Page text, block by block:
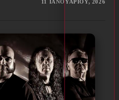
11 ΙΑΝΟΥΑΡΊΟΥ, 2026